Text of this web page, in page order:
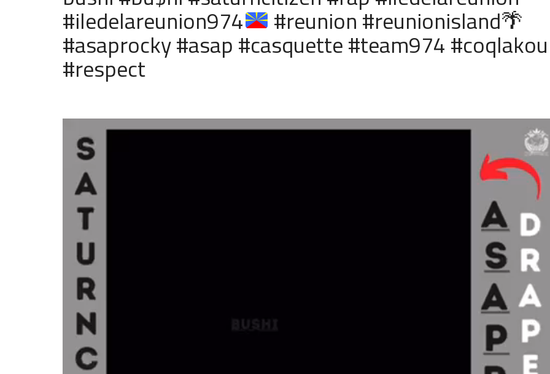
#iledelareunion974 #reunion #reunionisland🌴
#asaprocky #asap #casquette #team974
#respect